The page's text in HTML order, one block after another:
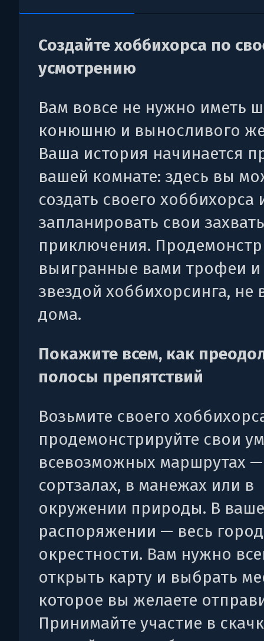
Создайте хоббихорса по
усмотрению
Вам вовсе не нужно иметь
конюшню и выносливого
Ваша история начинается
вашей комнате: здесь вы
создать своего хоббихорса
запланировать свои
приключения.
выигранные вами трофеи и
звездой хоббихорсинга, не
дома.
Покажите всем, как
полосы препятствий
Возьмите своего
продемонстрируйте свои
всевозможных маршрутах
сортзалах, в манежах или в
окружении природы. В
распоряжении — весь
окрестности. Вам нужно
открыть карту и выбрать
которое вы желаете
Принимайте участие в